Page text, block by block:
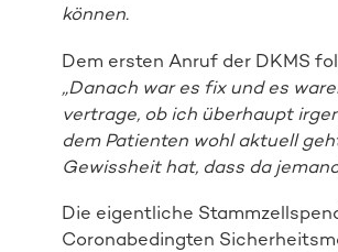
können.
Dem ersten Anruf der DKMS
„Danach war es fix und es
vertrage, ob ich überhaupt
dem Patienten wohl aktuell
Gewissheit hat, dass da
Die eigentliche
Coronabedingten